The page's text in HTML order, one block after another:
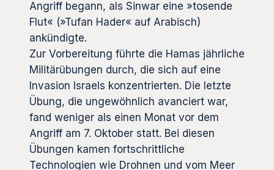
Angriff begann, als Sinwar eine »tosende
Flut« (»Tufan Hader« auf Arabisch)
ankündigte.
Zur Vorbereitung führte die Hamas jährliche
Militärübungen durch, die sich auf eine
Invasion Israels konzentrierten. Die letzte
Übung, die ungewöhnlich avanciert war,
fand weniger als einen Monat vor dem
Angriff am 7. Oktober statt. Bei diesen
Übungen kamen fortschrittliche
Technologien wie Drohnen und vom Meer